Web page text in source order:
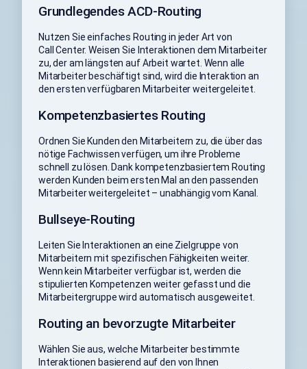
Grundlegendes ACD-Routing
Nutzen Sie einfaches Routing in jeder Art von
Call Center. Weisen Sie Interaktionen dem Mitarbeiter
zu, der am längsten auf Arbeit wartet. Wenn alle
Mitarbeiter beschäftigt sind, wird die Interaktion an
den ersten verfügbaren Mitarbeiter weitergeleitet.
Kompetenzbasiertes Routing
Ordnen Sie Kunden den Mitarbeitern zu, die über das
nötige Fachwissen verfügen, um ihre Probleme
schnell zu lösen. Dank kompetenzbasiertem Routing
werden Kunden beim ersten Mal an den passenden
Mitarbeiter weitergeleitet – unabhängig vom Kanal.
Bullseye-Routing
Leiten Sie Interaktionen an eine Zielgruppe von
Mitarbeitern mit spezifischen Fähigkeiten weiter.
Wenn kein Mitarbeiter verfügbar ist, werden die
stipulierten Kompetenzen weiter gefasst und die
Mitarbeitergruppe wird automatisch ausgeweitet.
Routing an bevorzugte Mitarbeiter
Wählen Sie aus, welche Mitarbeiter bestimmte
Interaktionen basierend auf den von Ihnen